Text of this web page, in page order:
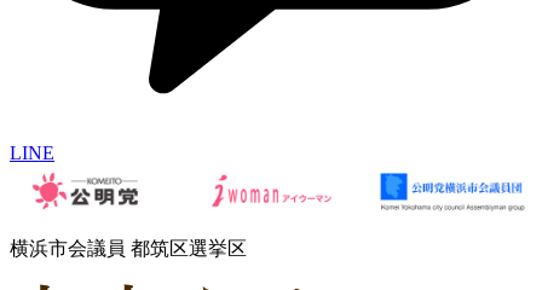
LINE
横浜市会議員 都筑区選挙区